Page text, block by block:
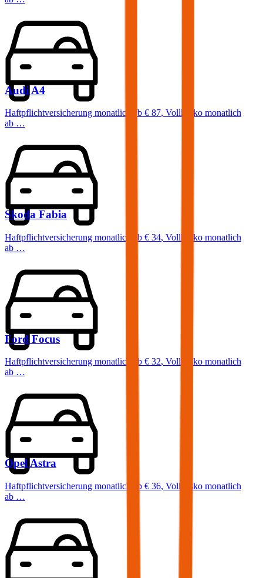
Audi A4
Haftpflichtversicherung monatlich ab € 87, Vollkasko monatlich
ab …
Skoda Fabia
Haftpflichtversicherung monatlich ab € 34, Vollkasko monatlich
ab …
Ford Focus
Haftpflichtversicherung monatlich ab € 32, Vollkasko monatlich
ab …
Opel Astra
Haftpflichtversicherung monatlich ab € 36, Vollkasko monatlich
ab …